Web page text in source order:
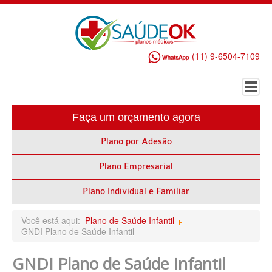
(11) 9-6504-7109
PLANO DE SAÚDE EMPRESARIAL
ALLIANZ PLANO DE SAÚDE EMPRESARIAL
AMEPLAN PLANO DE SAÚDE EMPRESARIAL
BIO SAÚDE PLANO DE SAÚDE EMPRESARIAL
BIOVIDA PLANO DE SAÚDE EMPRESARIAL
Faça um orçamento agora
Plano por Adesão
Plano Empresarial
Plano Individual e Familiar
Você está aqui: Plano de Saúde Infantil
GNDI Plano de Saúde Infantil
GNDI Plano de Saúde Infantil